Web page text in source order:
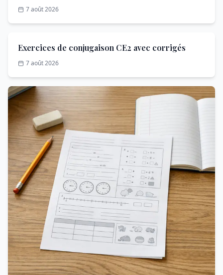
7 août 2026
Exercices de conjugaison CE2 avec corrigés
7 août 2026